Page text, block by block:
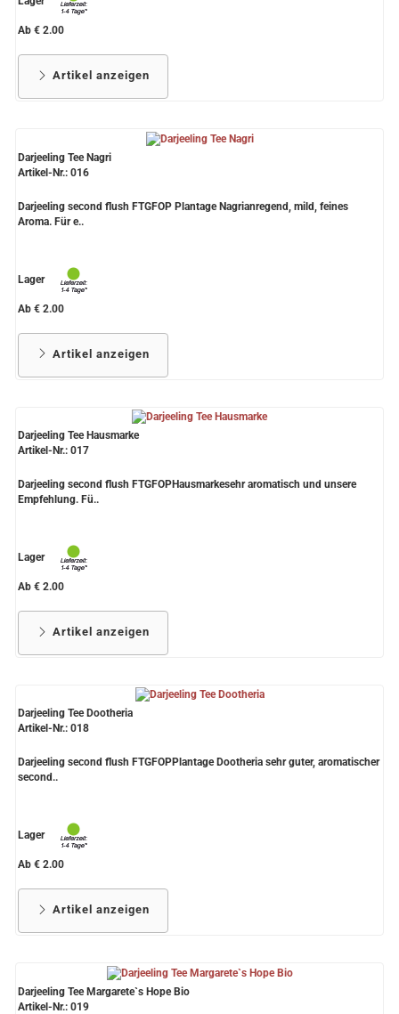
Ab € 2.00
Artikel anzeigen
Darjeeling Tee Nagri
Artikel-Nr.: 016
Darjeeling second flush FTGFOP Plantage Nagrianregend, mild, feines
Aroma. Für e..
Lager
Ab € 2.00
Artikel anzeigen
Darjeeling Tee Hausmarke
Artikel-Nr.: 017
Darjeeling second flush FTGFOPHausmarkesehr aromatisch und unsere
Empfehlung. Fü..
Lager
Ab € 2.00
Artikel anzeigen
Darjeeling Tee Dootheria
Artikel-Nr.: 018
Darjeeling second flush FTGFOPPlantage Dootheria sehr guter, aromatischer
second..
Lager
Ab € 2.00
Artikel anzeigen
Darjeeling Tee Margarete`s Hope Bio
Artikel-Nr.: 019